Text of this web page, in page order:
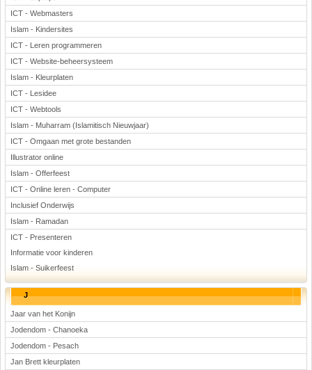
ICT - Webmasters
Islam - Kindersites
ICT - Leren programmeren
ICT - Website-beheersysteem
Islam - Kleurplaten
ICT - Lesidee
ICT - Webtools
Islam - Muharram (Islamitisch Nieuwjaar)
ICT - Omgaan met grote bestanden
Illustrator online
Islam - Offerfeest
ICT - Online leren - Computer
Inclusief Onderwijs
Islam - Ramadan
ICT - Presenteren
Informatie voor kinderen
Islam - Suikerfeest
J
Jaar van het Konijn
Jodendom - Chanoeka
Jodendom - Pesach
Jan Brett kleurplaten